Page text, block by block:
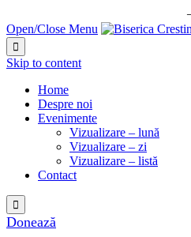
Open/Close Menu

Skip to content
Home
Despre noi
Evenimente
Vizualizare – lună
Vizualizare – zi
Vizualizare – listă
Contact

Donează